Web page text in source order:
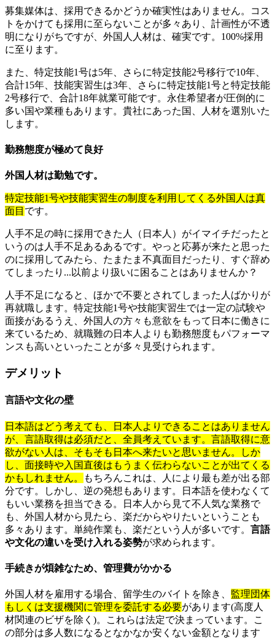
募集媒体は、採用できるかどうか確実性はありません。コス
トをかけても採用に至らないことが多々あり、計画性が不透
明になりがちですが、外国人人材は、確実です。100%採用
に至ります。
また、特定技能1号は5年、さらに特定技能2号移行で10年、
合計15年、技能実習生は3年、さらに特定技能1号と特定技能
2号移行で、合計18年就業可能です。永住希望者が圧倒的に
多い国や業種もあります。貴社にあった国、人材を選別いた
します。
勤務態度が極めて良好
外国人材は勤勉です。
特定技能1号や技能実習生の制度を利用してくる外国人は真
面目 です。
人手不足の時に採用できた人（日本人）がイマイチだったと
いうのは人手不足あるあるです。やっと応募が来たと思った
のに採用してみたら、たまたま不真面目だったり、すぐ辞め
てしまったり...以前より扱いに困ることはありませんか？
人手不足になると、ほかで不要とされてしまった人ばかりが
再就職します。特定技能1号や技能実習生では一定の試験や
面接があるうえ、外国人の方々も意欲をもって日本に働きに
来ているため、就職難の日本人よりも勤務態度もパフォーマ
ンスも高いといったことが多々見受けられます。
デメリット
言語や文化の壁
日本語はどう考えても、日本人よりできることはありません
が、言語取得は必須だと、全員考えています。言語取得に意
欲がない人は、そもそも日本へ来たいと思いません。しか
し、面接時や入国直後はもうまく伝わらないことが出てくる
かもしれません。
もちろんこれは、人により最も差が出る部
分です。しかし、逆の発想もあります。日本語を使わなくて
もいい業務を担当できる。日本人から見て不人気な業務で
も、外国人材から見たら、楽だからやりたいということも
多々あります。単純作業も、楽だという人が多いです。 言語
や文化の違いを受け入れる姿勢が求められます。
手続きが煩雑なため、管理費がかかる
外国人材を雇用する場合、留学生のバイトを除き、 監理団体
もしくは支援機関に管理を委託する必要があります(高度人
材関連のビザを除く)。これらは法定で決まっています。こ
の部分は多人数になるとなかなか安くない金額となります